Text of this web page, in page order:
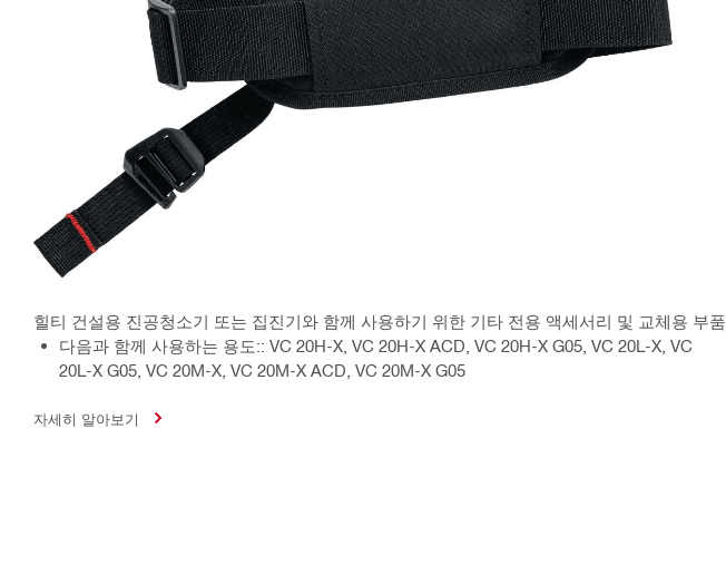
힐티 건설용 진공청소기 또는 집진기와 함께 사용하기 위한 기타 전용 액세서리 및 교체용 부품
다음과 함께 사용하는 용도:: VC 20H-X, VC 20H-X ACD, VC 20H-X G05, VC 20L-X, VC
20L-X G05, VC 20M-X, VC 20M-X ACD, VC 20M-X G05
자세히 알아보기